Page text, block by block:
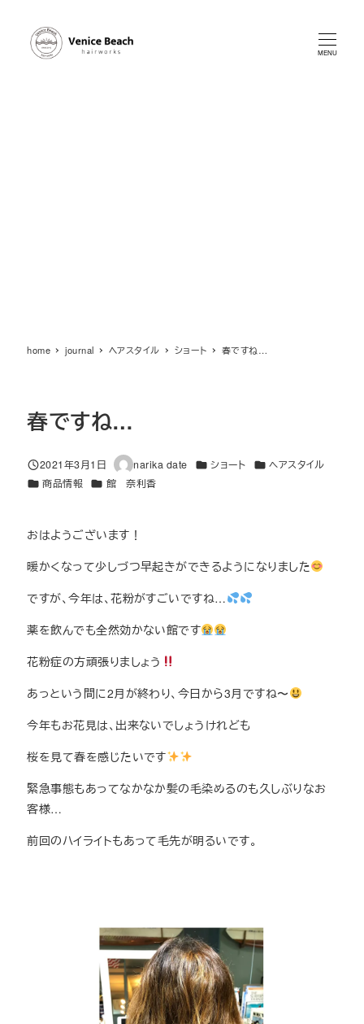
MENU
home journal ヘアスタイル ショート 春ですね…
春ですね…
投稿日
2021年3月1日
著
者
narika date カテゴリー
ショート カテゴリー
ヘアスタイル
カテゴリー
商品情報 カテゴリー
館 奈利香
おはようございます！
暖かくなって少しづつ早起きができるようになりました
ですが、今年は、花粉がすごいですね…
薬を飲んでも全然効かない館です
花粉症の方頑張りましょう
あっという間に2月が終わり、今日から3月ですね〜
今年もお花見は、出来ないでしょうけれども
桜を見て春を感じたいです
緊急事態もあってなかなか髪の毛染めるのも久しぶりなお
客様…
前回のハイライトもあって毛先が明るいです。